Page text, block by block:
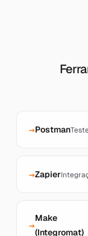
Postman
Zapier
Make
(Integromat)